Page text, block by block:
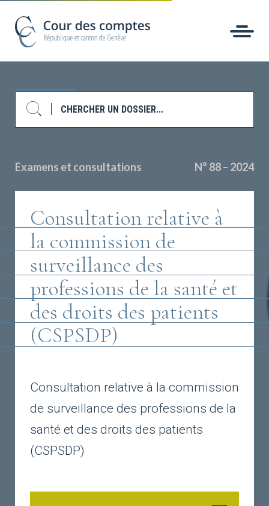
Examens et consultations N° 88 – 2024
Consultation relative à
la commission de
surveillance des
professions de la santé et
des droits des patients
(CSPSDP)
Consultation relative à la commission
de surveillance des professions de la
santé et des droits des patients
(CSPSDP)